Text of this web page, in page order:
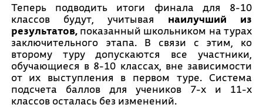
Теперь подводить итоги финала для 8-10
классов будут, учитывая наилучший из
результатов,показанный школьником на турах
заключительного этапа. В связи с этим, ко
второму туру допускаются все участники,
обучающиеся в 8-10 классах, вне зависимости
от их выступления в первом туре. Система
подсчета баллов для учеников 7-х и 11-х
классов осталась без изменений.